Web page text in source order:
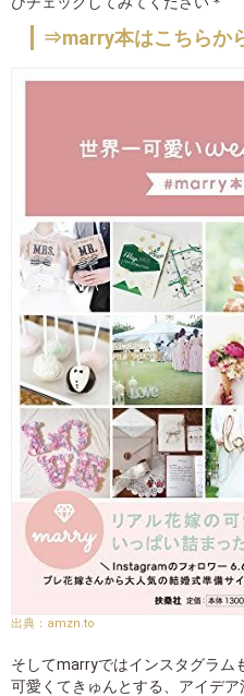
⇒marry本はこちらか
amzn.to
そしてmarryではインスタグラム
可愛くてきゅんとする、アイデ